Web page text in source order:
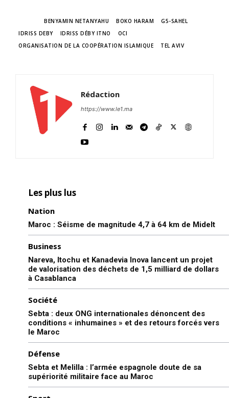
BENYAMIN NETANYAHU BOKO HARAM
G5-SAHEL
IDRISS DEBY
IDRISS DÉBY ITNO
OCI
ORGANISATION DE LA COOPÉRATION ISLAMIQUE
TEL AVIV
Rédaction
https://www.le1.ma
Les plus lus
Nation
Maroc : Séisme de magnitude 4,7 à 64 km de Midelt
Business
Nareva, Itochu et Kanadevia Inova lancent un projet
de valorisation des déchets de 1,5 milliard de dollars
à Casablanca
Société
Sebta : deux ONG internationales dénoncent des
conditions « inhumaines » et des retours forcés vers
le Maroc
Défense
Sebta et Melilla : l’armée espagnole doute de sa
supériorité militaire face au Maroc